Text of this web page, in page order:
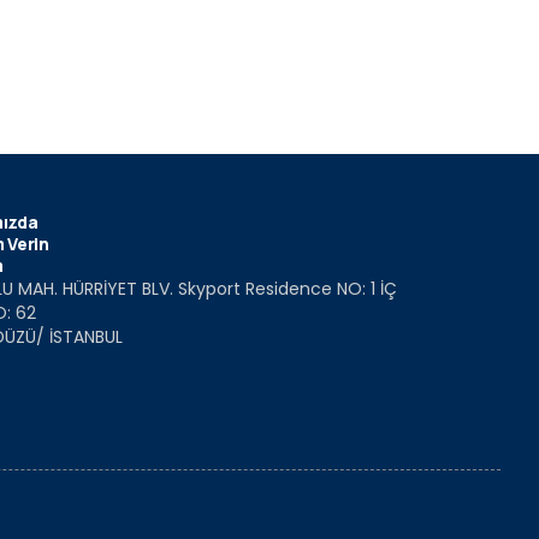
Verin
MAH. HÜRRİYET BLV. Skyport Residence NO: 1 İÇ
62
İSTANBUL